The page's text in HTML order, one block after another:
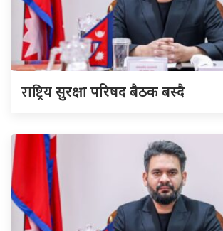
राष्ट्रियसुरक्षा परिषद बैठक बस्दै